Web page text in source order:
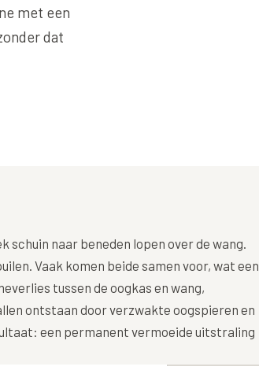
Volbella
(collageen
Soft
Redensity
met een
dat
schuin naar beneden lopen over de wang.
Vaak komen beide samen voor, wat een
tussen de oogkas en wang,
ontstaan door verzwakte oogspieren en
een permanent vermoeide uitstraling